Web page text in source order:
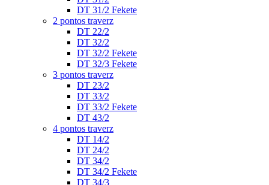
DT 31/2 Fekete
2 pontos traverz
DT 22/2
DT 32/2
DT 32/2 Fekete
DT 32/3 Fekete
3 pontos traverz
DT 23/2
DT 33/2
DT 33/2 Fekete
DT 43/2
4 pontos traverz
DT 14/2
DT 24/2
DT 34/2
DT 34/2 Fekete
DT 34/3